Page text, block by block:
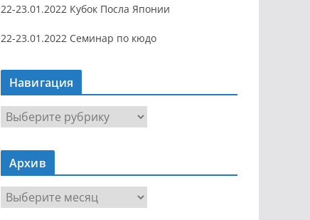
22-23.01.2022 Кубок Посла Японии
22-23.01.2022 Семинар по кюдо
Навигация
Н
а
в
г
Архив
р